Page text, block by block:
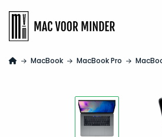
MacBook MacBook Pro